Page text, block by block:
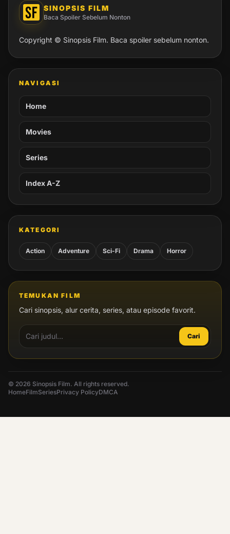
SINOPSIS FILM
Baca Spoiler Sebelum Nonton
Copyright © Sinopsis Film. Baca spoiler sebelum nonton.
NAVIGASI
Home
Movies
Series
Index A-Z
KATEGORI
Action Adventure Sci-Fi Drama Horror
TEMUKAN FILM
Cari sinopsis, alur cerita, series, atau episode favorit.
Cari
© 2026 Sinopsis Film. All rights reserved.
HomeFilmSeriesPrivacy PolicyDMCA